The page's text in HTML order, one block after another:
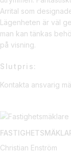
Arrital som
Lägenheten är väl
man kan tänkas
på visning.
Slutpris:
Kontakta ansvarig
Christian Enström